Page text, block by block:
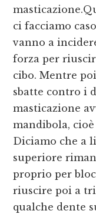
ci facciamo
vanno a
forza per
cibo. Mentre
sbatte contro i
masticazione
mandibola,
Diciamo che a
superiore
proprio per
riuscire poi a
qualche dente